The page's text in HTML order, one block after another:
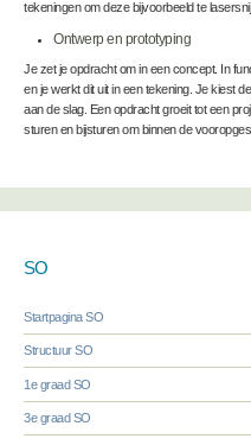
tekeningen om deze bijvoorbeeld te
Ontwerp en prototyping
Je zet je opdracht om in een concept. In
en je werkt dit uit in een tekening. Je kiest
aan de slag. Een opdracht groeit tot een
sturen en bijsturen om binnen de
SO
Startpagina SO
Structuur SO
1e graad SO
3e graad SO